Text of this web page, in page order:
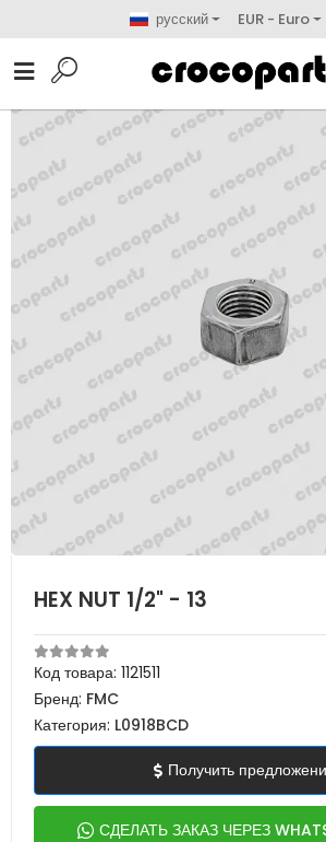
русский EUR - Euro
HEX NUT 1/2" - 13
Код товара: 1121511
Бренд: FMC
Категория: L0918BCD
Получить
СДЕЛАТЬ ЗАКАЗ ЧЕРЕЗ